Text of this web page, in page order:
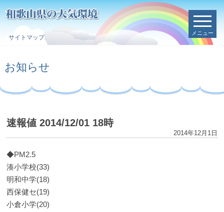
サイトマップ
メニュー
お知らせ
速報値 2014/12/01 18時
2014年12月1日
◆PM2.5
湊小学校(33)
明和中学(18)
西保健セ(19)
小倉小学(20)